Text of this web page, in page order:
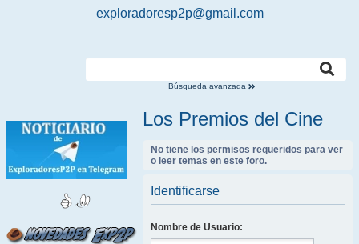
exploradoresp2p@gmail.com
Búsqueda avanzada
Los Premios del Cine
No tiene los permisos requeridos para ver
o leer temas en este foro.
Identificarse
Nombre de Usuario: